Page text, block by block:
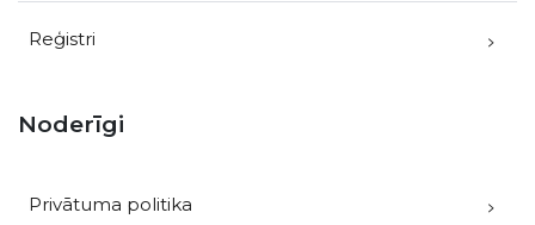
Reģistri
Noderīgi
Privātuma politika